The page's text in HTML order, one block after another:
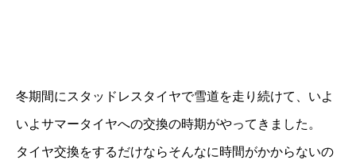
冬期間にスタッドレスタイヤで雪道を走り続けて、いよ
いよサマータイヤへの交換の時期がやってきました。
タイヤ交換をするだけならそんなに時間がかからないの